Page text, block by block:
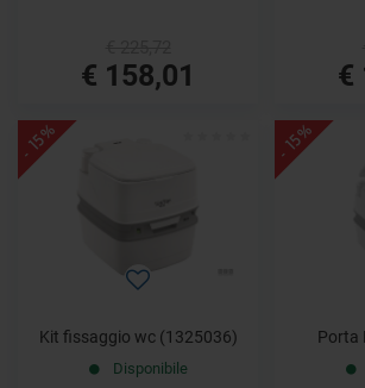
€ 158,01 €
- 15%
Kit fissaggio wc (1325036)
Disponibile
- 15%
Porta